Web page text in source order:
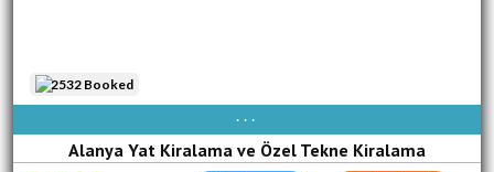
AVAIBLE EVERY DAY
Alanya Yat Kiralama ve Özel Tekne Kiralama
2532 Booked